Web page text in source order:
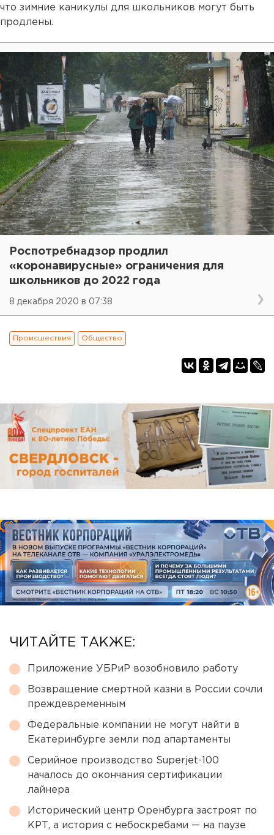
что зимние каникулы для школьников могут быть
продлены.
Роспотребнадзор продлил
«коронавирусные» ограничения для
школьников до 2022 года
8 декабря 2020 в 07:38
Происшествия Общество
ЧИТАЙТЕ ТАКЖЕ:
Приложение УБРиР возобновило работу
Возвращение смертной казни в России сочли
преждевременным
Федеральные компании не могут найти в
Екатеринбурге земли под апартаменты
Серийное производство Superjet-100
началось до окончания сертификации
лайнера
Исторический центр Оренбурга застроят по
КРТ, а история с небоскребами — на паузе